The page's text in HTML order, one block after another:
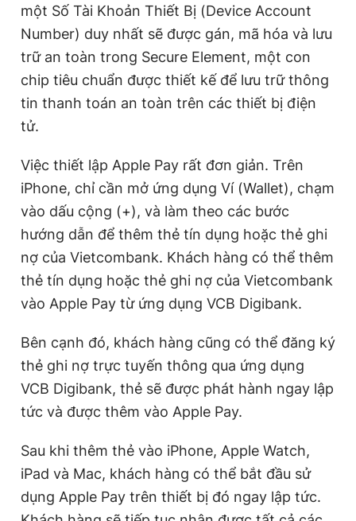
một Số Tài Khoản Thiết Bị (Device Account
Number) duy nhất sẽ được gán, mã hóa và lưu
trữ an toàn trong Secure Element, một con
chip tiêu chuẩn được thiết kế để lưu trữ thông
tin thanh toán an toàn trên các thiết bị điện
tử.
Việc thiết lập Apple Pay rất đơn giản. Trên
iPhone, chỉ cần mở ứng dụng Ví (Wallet), chạm
vào dấu cộng (+), và làm theo các bước
hướng dẫn để thêm thẻ tín dụng hoặc thẻ ghi
nợ của Vietcombank. Khách hàng có thể thêm
thẻ tín dụng hoặc thẻ ghi nợ của Vietcombank
vào Apple Pay từ ứng dụng VCB Digibank.
Bên cạnh đó, khách hàng cũng có thể đăng ký
thẻ ghi nợ trực tuyến thông qua ứng dụng
VCB Digibank, thẻ sẽ được phát hành ngay lập
tức và được thêm vào Apple Pay.
Sau khi thêm thẻ vào iPhone, Apple Watch,
iPad và Mac, khách hàng có thể bắt đầu sử
dụng Apple Pay trên thiết bị đó ngay lập tức.